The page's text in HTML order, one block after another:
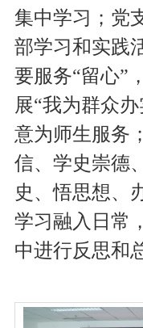
集中学习；党
部学习和实践
要服务“留心”
展“我为群众
意为师生服务
信、学史崇德
史、悟思想、
学习融入日常
中进行反思和